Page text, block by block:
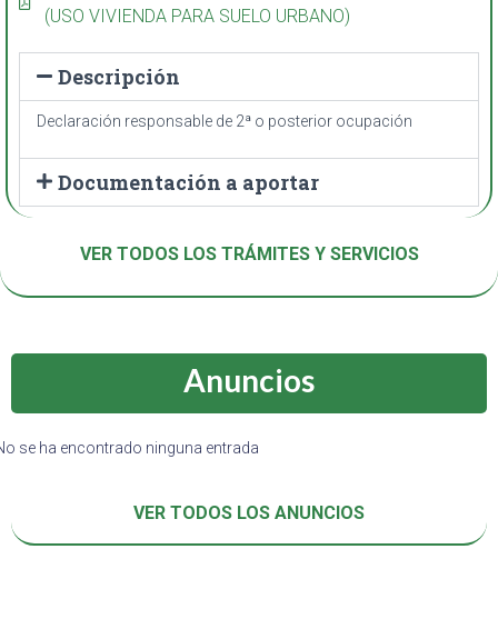
(USO VIVIENDA PARA SUELO URBANO)
Descripción
Declaración responsable de 2ª o posterior ocupación
Documentación a aportar
VER TODOS LOS TRÁMITES Y SERVICIOS
Anuncios
se ha encontrado ninguna entrada
VER TODOS LOS ANUNCIOS